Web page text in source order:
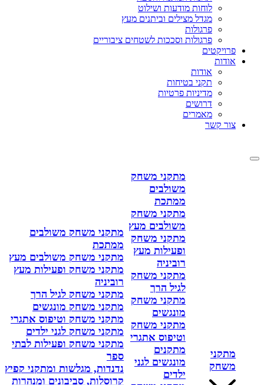
לוחות מודעות ושילוט
מגדל מצילים וביתנים מעץ
פרגולות
פרגולות וסככות לשטחים ציבוריים
פרויקטים
אודות
אודות
תקני בטיחות
מדיניות פרטיות
דרושים
מאמרים
צור קשר
מתקני
משחק
מתקני משחק
משולבים
ממתכת
מתקני משחק
משולבים מעץ
מתקני משחק
ופעילות מעץ
רוביניה
מתקני משחק
לגיל הרך
מתקני משחק
מונגשים
מתקני משחק
וטיפוס אתגרי
מתקנים
מונגשים לגני
ילדים
מתקני משחק משולבים
ממתכת
מתקני משחק משולבים מעץ
מתקני משחק ופעילות מעץ
רוביניה
מתקני משחק לגיל הרך
מתקני משחק מונגשים
מתקני משחק וטיפוס אתגרי
מתקני משחק לגני ילדים
מתקני משחק ופעילות לבתי
ספר
נדנדות, מגלשות ומתקני קפיץ
קרוסלות, סביבונים ומנהרות